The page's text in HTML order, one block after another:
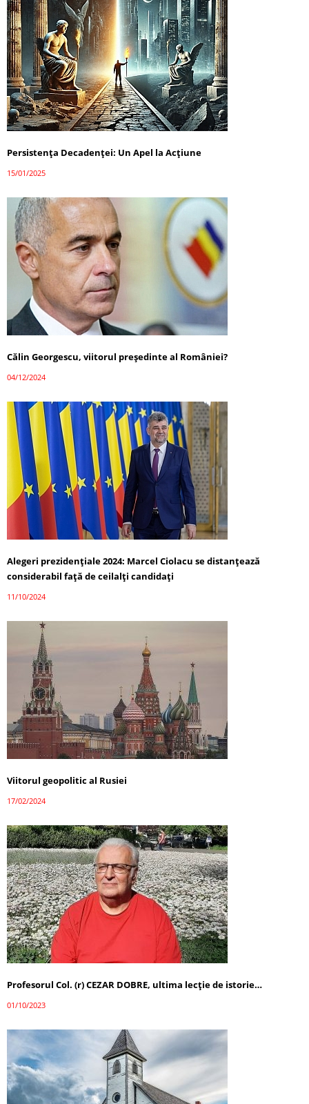
Persistența Decadenței: Un Apel la Acțiune
15/01/2025
Călin Georgescu, viitorul președinte al României?
04/12/2024
Alegeri prezidențiale 2024: Marcel Ciolacu se distanțează
considerabil față de ceilalți candidați
11/10/2024
Viitorul geopolitic al Rusiei
17/02/2024
Profesorul Col. (r) CEZAR DOBRE, ultima lecţie de istorie…
01/10/2023